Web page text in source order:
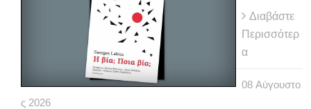
Διαβάστε
Περισσότερ
α
08 Αύγουστο
ς 2026